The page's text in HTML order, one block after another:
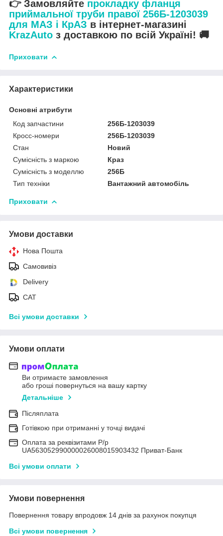
👉 Замовляйте прокладку фланця
приймальної труби правої 256Б-1203039
для МАЗ і КрАЗ в інтернет-магазині
KrazAuto з доставкою по всій Україні! 🚚
Приховати
Характеристики
Основні атрибути
Код запчастини
256Б-1203039
Кросс-номери
256Б-1203039
Стан
Новий
Сумісність з маркою
Краз
Сумісність з моделлю
256Б
Тип техніки
Вантажний автомобіль
Приховати
Умови доставки
Нова Пошта
Самовивіз
Delivery
САТ
Всі умови доставки
Умови оплати
Ви отримаєте замовлення
або гроші повернуться на вашу картку
Детальніше
Післяплата
Готівкою при отриманні у точці видачі
Оплата за реквізитами Р/р
UA563052990000026008015903432 Приват-Банк
Всі умови оплати
Умови повернення
Повернення товару впродовж 14 днів за рахунок покупця
Всі умови повернення